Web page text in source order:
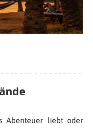
Abenteuer liebt oder